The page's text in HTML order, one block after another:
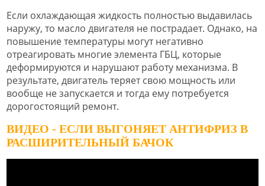
Если охлаждающая жидкость полностью выдавилась
наружу, то масло двигателя не пострадает. Однако, на
повышение температуры могут негативно
отреагировать многие элемента ГБЦ, которые
деформируются и нарушают работу механизма. В
результате, двигатель теряет свою мощность или
вообще не запускается и тогда ему потребуется
дорогостоящий ремонт.
ВИДЕО - ЕСЛИ ВЫГОНЯЕТ АНТИФРИЗ В
РАСШИРИТЕЛЬНЫЙ БАЧОК